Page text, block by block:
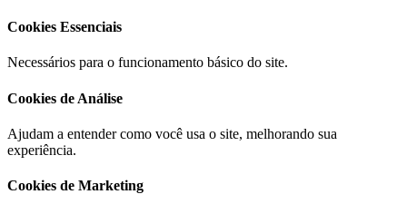
Cookies Essenciais
Necessários para o funcionamento básico do site.
Cookies de Análise
Ajudam a entender como você usa o site, melhorando sua
experiência.
Cookies de Marketing